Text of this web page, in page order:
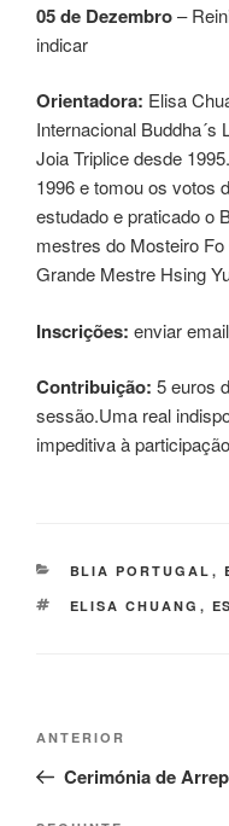
05 de Dezembro–
indicar
Orientadora: Elisa
Internacional Buddha´s
Joia Triplice desde
1996 e tomou os votos
estudado e praticado o
mestres do Mosteiro
Grande Mestre Hsing
Inscrições: enviar
Contribuição: 5 euros
sessão.Uma real
impeditiva à
BLIA PORTUGAL ,
ELISA CHUANG ,
ANTERIOR
Cerimónia de